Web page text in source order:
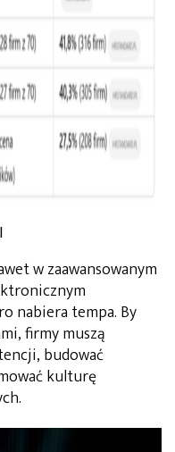
w zaawansowanym
nabiera tempa. By
firmy muszą
budować
kulturę